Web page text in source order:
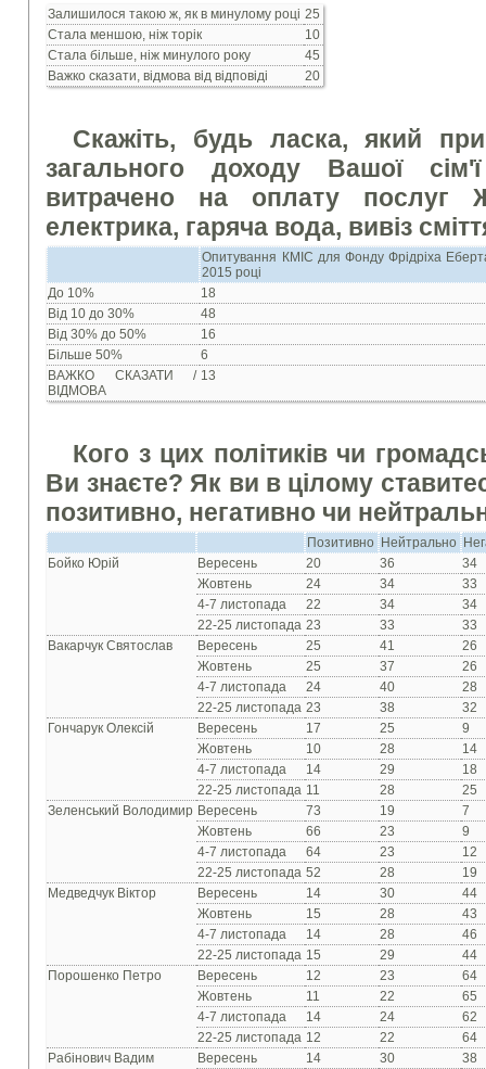
Залишилося такою ж, як в минулому році 25
Стала меншою, ніж торік
10
Стала більше, ніж минулого року
45
Важко сказати, відмова від відповіді
20
Скажіть, будь ласка, який
загального доходу Вашої
витрачено на оплату послуг
електрика, гаряча вода, вивіз
Опитування КМІС для Фонду Фрідріха
2015 році
До 10%
18
Від 10 до 30%
48
Від 30% до 50%
16
Більше 50%
6
ВАЖКО СКАЗАТИ /
ВІДМОВА
13
Кого з цих політиків чи
Ви знаєте? Як ви в цілому
позитивно, негативно чи
Позитивно Нейтрально
Бойко Юрій
Вересень 20 36
34
Жовтень
24 34
33
4-7 листопада
22 34
34
22-25 листопада 23 33
33
Вакарчук Святослав
Вересень 25 41
26
Жовтень
25 37
26
4-7 листопада
24 40
28
22-25 листопада 23 38
32
Гончарук Олексій
Вересень 17 25
9
Жовтень
10 28
14
4-7 листопада
14 29
18
22-25 листопада 11 28
25
Зеленський Володимир Вересень 73 19
7
Жовтень
66 23
9
4-7 листопада
64 23
12
22-25 листопада 52 28
19
Медведчук Віктор
Вересень 14 30
44
Жовтень
15 28
43
4-7 листопада
14 28
46
22-25 листопада 15 29
44
Порошенко Петро
Вересень 12 23
64
Жовтень
11 22
65
4-7 листопада
14 24
62
22-25 листопада 12 22
64
Рабінович Вадим
Вересень 14 30
38